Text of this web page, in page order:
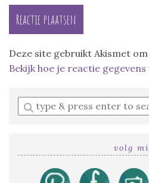
Deze site gebruikt Akismet
Bekijk hoe je reactie
Enter
a
volg